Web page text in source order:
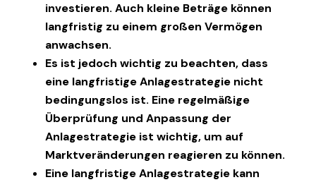
investieren. Auch kleine Beträge können
langfristig zu einem großen Vermögen
anwachsen.
Es ist jedoch wichtig zu beachten, dass
eine langfristige Anlagestrategie nicht
bedingungslos ist. Eine regelmäßige
Überprüfung und Anpassung der
Anlagestrategie ist wichtig, um auf
Marktveränderungen reagieren zu können.
Eine langfristige Anlagestrategie kann